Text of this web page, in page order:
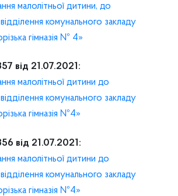
малолітньої дитини, до
комунального закладу
гімназія № 4»
від 21.07.2021:
малолітньої дитини до
комунального закладу
гімназія №4»
від 21.07.2021:
малолітньої дитини до
комунального закладу
гімназія №4»